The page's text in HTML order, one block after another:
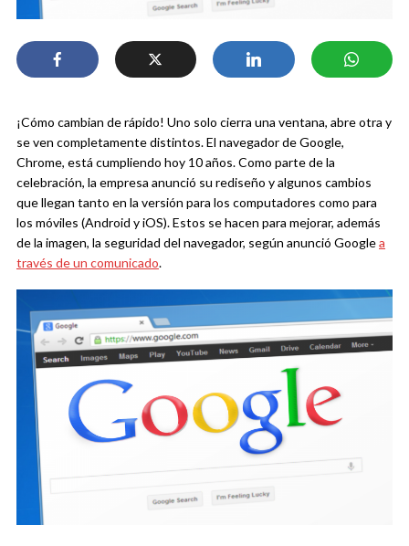
¡Cómo cambian de rápido! Uno solo cierra una ventana, abre otra y
se ven completamente distintos. El navegador de Google,
Chrome, está cumpliendo hoy 10 años. Como parte de la
celebración, la empresa anunció su rediseño y algunos cambios
que llegan tanto en la versión para los computadores como para
los móviles (Android y iOS). Estos se hacen para mejorar, además
de la imagen, la seguridad del navegador, según anunció Googlea
través de un comunicado.